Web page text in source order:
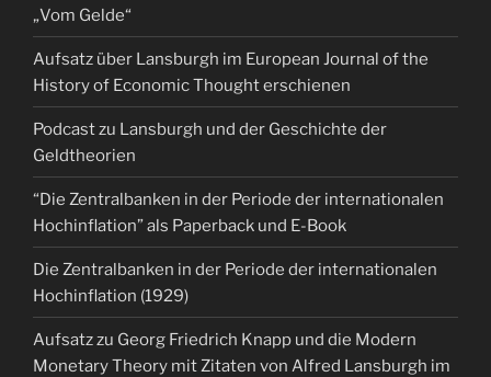
„Vom Gelde“
Aufsatz über Lansburgh im European Journal of the
History of Economic Thought erschienen
Podcast zu Lansburgh und der Geschichte der
Geldtheorien
“Die Zentralbanken in der Periode der internationalen
Hochinflation” als Paperback und E-Book
Die Zentralbanken in der Periode der internationalen
Hochinflation (1929)
Aufsatz zu Georg Friedrich Knapp und die Modern
Monetary Theory mit Zitaten von Alfred Lansburgh im